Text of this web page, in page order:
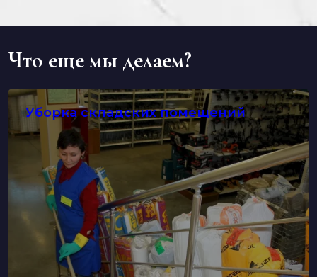
Что еще мы делаем?
Уборка складских помещений